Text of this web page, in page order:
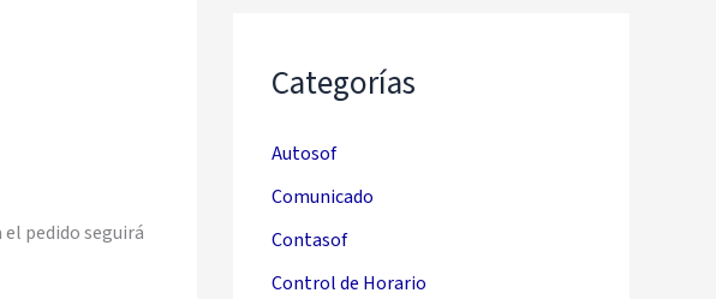
pedido seguirá
Categorías
Autosof
Comunicado
Contasof
Control de Horario